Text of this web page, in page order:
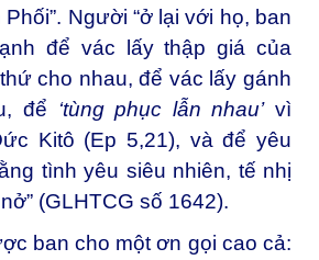
Người “ở lại với họ, ban
để vác lấy thập giá của
cho nhau, để vác lấy gánh
để
‘tùng phục lẫn nhau’vì
Kitô (Ep 5,21), và để yêu
tình yêu siêu nhiên, tế nhị
(GLHTCG số 1642).
ban cho một ơn gọi cao cả: